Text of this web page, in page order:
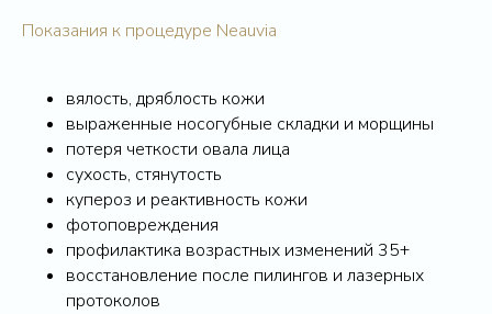
Показания к процедуре Neauvia
вялость, дряблость кожи
выраженные носогубные складки и морщины
потеря четкости овала лица
сухость, стянутость
купероз и реактивность кожи
фотоповреждения
профилактика возрастных изменений 35+
восстановление после пилингов и лазерных
протоколов